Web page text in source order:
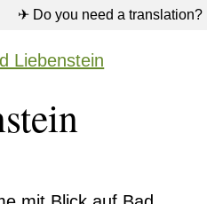
✈ Do you need a translation?